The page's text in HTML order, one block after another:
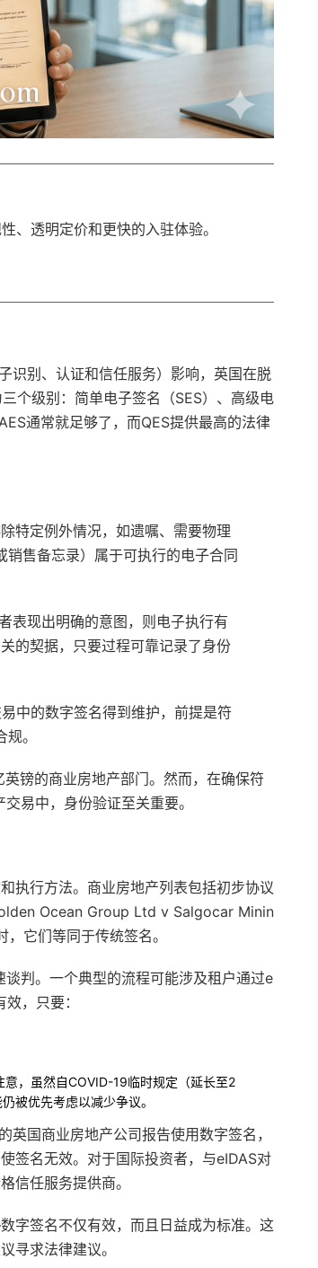
、透明定价和更快的入驻体验。
识别、认证和信任服务）影响，英国在脱
个级别：简单电子签名（SES）、高级电
通常就足够了，而QES提供最高的法律
特定例外情况，如遗嘱、需要物理
售备忘录）属于可执行的电子合同
表现出明确的意图，则电子执行有
的契据，只要过程可靠记录了身份
中的数字签名得到维护，前提是符
。
镑的商业房地产部门。然而，在确保符
易中，身份验证至关重要。
执行方法。商业房地产列表包括初步协议
Ocean Group Ltd v Salgocar Minin
它们等同于传统签名。
判。一个典型的流程可能涉及租户通过e
，只要：
，虽然自COVID-19临时规定（延长至2
被优先考虑以减少争议。
国商业房地产公司报告使用数字签名，
签名无效。对于国际投资者，与eIDAS对
信任服务提供商。
签名不仅有效，而且日益成为标准。这
寻求法律建议。